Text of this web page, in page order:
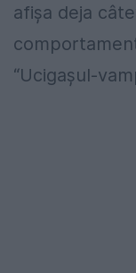
afișa deja
“Ucigașul-